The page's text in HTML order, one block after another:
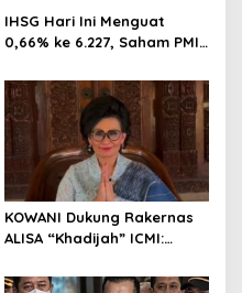
IHSG Hari Ini Menguat
0,66% ke 6.227, Saham PMII,
28%! Ini Daftar Saham
Paling Cuan & Volume
Tertinggi 31 Juli 2026
KOWANI Dukung Rakernas
ALISA “Khadijah” ICMI:
Menuju Indonesia Emas